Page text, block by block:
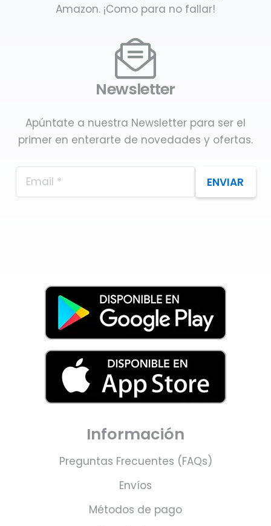
Amazon. ¡Como para no fallar!
Newsletter
Apúntate a nuestra Newsletter para ser el
primer en enterarte de novedades y ofertas.
ENVIAR
Información
Preguntas Frecuentes (FAQs)
Envíos
Métodos de pago